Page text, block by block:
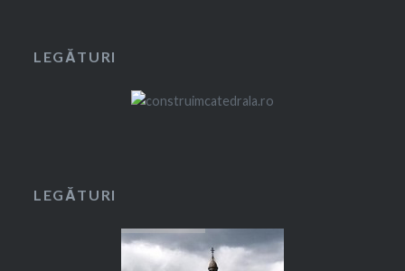
LEGĂTURI
LEGĂTURI